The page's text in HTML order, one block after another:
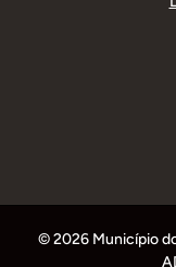
© 2026 Município